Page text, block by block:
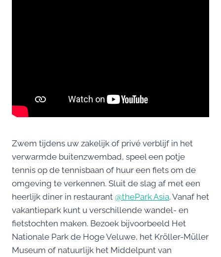
Zwem tijdens uw zakelijk of privé verblijf in het
verwarmde buitenzwembad, speel een potje
tennis op de tennisbaan of huur een fiets om de
omgeving te verkennen. Sluit de slag af met een
heerlijk diner in restaurant @thePark Asia. Vanaf het
vakantiepark kunt u verschillende wandel- en
fietstochten maken. Bezoek bijvoorbeeld Het
Nationale Park de Hoge Veluwe, het Kröller-Müller
Museum of natuurlijk het Middelpunt van